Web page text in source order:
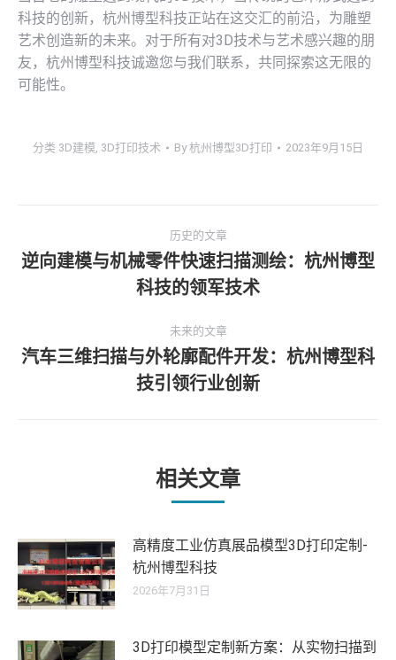
科技的创新，杭州博型科技正站在这交汇的前沿，为雕塑
艺术创造新的未来。对于所有对3D技术与艺术感兴趣的朋
友，杭州博型科技诚邀您与我们联系，共同探索这无限的
可能性。
分类 3D建模 3D打印技术 By杭州博型3D打印 2023年9月15日
章
航
历史的文章
历
史
文
章：
逆向建模与机械零件快速扫描测绘：杭州博型
科技的领军技术
未来的文章
未
来
汽车三维扫描与外轮廓配件开发：杭州博型科
技引领行业创新
相关文章
高精度工业仿真展品模型3D打印定制-
杭州博型科技
2026年7月31日
3D打印模型定制新方案：从实物扫描到